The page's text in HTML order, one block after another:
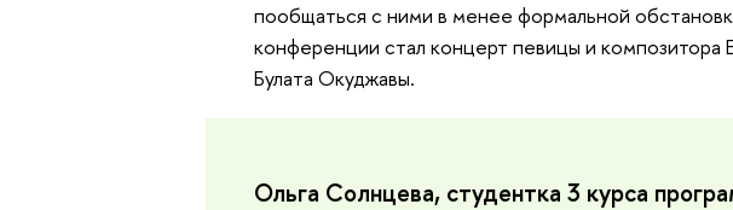
пообщаться с ними в менее формальной
конференции стал концерт певицы и
Булата Окуджавы.
Ольга Солнцева, студентка 3 курса